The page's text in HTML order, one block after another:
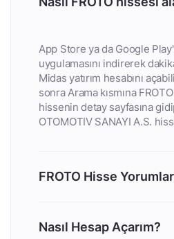
App Store ya da Google
uygulamasını indirerek
Midas yatırım hesabını
sonra Arama kısmına
hissenin detay sayfasına
OTOMOTIV SANAYI A.S.
FROTO Hisse
Nasıl Hesap Açarım?